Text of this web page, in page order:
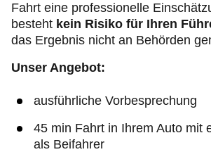
Fahrt eine professionelle
besteht kein Risiko für Ihren
das Ergebnis nicht an Behörden
Unser Angebot:
ausführliche Vorbesprechung
45 min Fahrt in Ihrem Auto mit
als Beifahrer